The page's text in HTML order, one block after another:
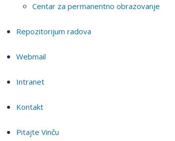
Centar za permanentno obrazovanje
Repozitorijum radova
Webmail
Intranet
Kontakt
Pitajte Vinču